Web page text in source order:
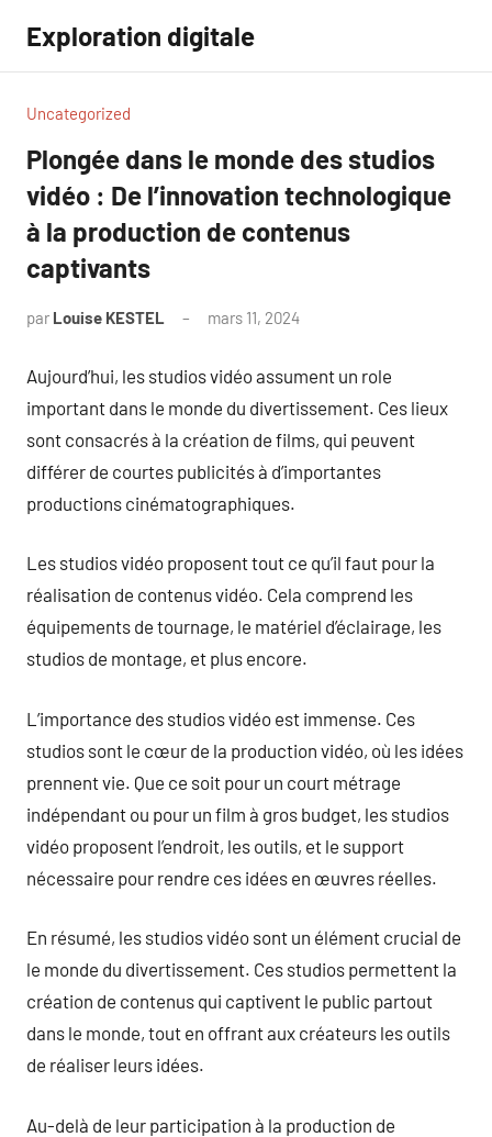
contenu
Exploration digitale
Uncategorized
Plongée dans le monde des studios
vidéo : De l’innovation technologique
à la production de contenus
captivants
par Louise KESTEL mars 11, 2024
Aujourd’hui, les studios vidéo assument un role
important dans le monde du divertissement. Ces lieux
sont consacrés à la création de films, qui peuvent
différer de courtes publicités à d’importantes
productions cinématographiques.
Les studios vidéo proposent tout ce qu’il faut pour la
réalisation de contenus vidéo. Cela comprend les
équipements de tournage, le matériel d’éclairage, les
studios de montage, et plus encore.
L’importance des studios vidéo est immense. Ces
studios sont le cœur de la production vidéo, où les idées
prennent vie. Que ce soit pour un court métrage
indépendant ou pour un film à gros budget, les studios
vidéo proposent l’endroit, les outils, et le support
nécessaire pour rendre ces idées en œuvres réelles.
En résumé, les studios vidéo sont un élément crucial de
le monde du divertissement. Ces studios permettent la
création de contenus qui captivent le public partout
dans le monde, tout en offrant aux créateurs les outils
de réaliser leurs idées.
Au-delà de leur participation à la production de